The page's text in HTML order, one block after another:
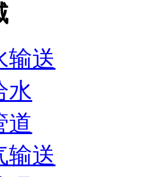
输送
水
道
输送